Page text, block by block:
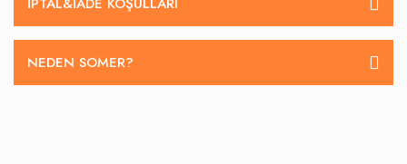
NEDEN SOMER?